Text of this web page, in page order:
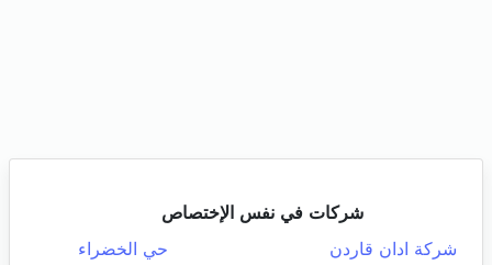
شركات في نفس الإختصاص
شركة ادان قاردن
حي الخضراء